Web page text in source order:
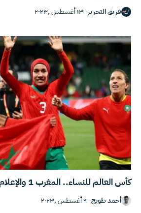
فريق التحرير ١٣ أغسطس ,٢٠٢٣
كأس العالم للنساء.. المغرب 1 والإعلام الغربي 0
أحمد طويج ٩ أغسطس ,٢٠٢٣